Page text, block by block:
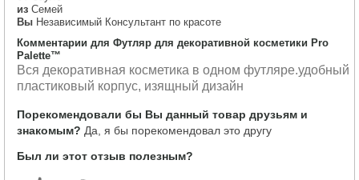
из Семей
Вы Независимый Консультант по красоте
Комментарии для Футляр для декоративной косметики Pro
Palette™
Вся декоративная косметика в одном футляре.удобный
пластиковый корпус, изящный дизайн
Порекомендовали бы Вы данный товар друзьям и
знакомым? Да, я бы порекомендовал это другу
Был ли этот отзыв полезным?